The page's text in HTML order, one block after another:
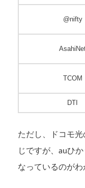
@nifty
TCOM
DTI
ただし、ドコモ
じですが、auひ
なっているのがわ